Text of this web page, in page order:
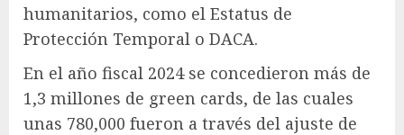
humanitarios, como el Estatus de
Protección Temporal o DACA.
En el año fiscal 2024 se concedieron más de
1,3 millones de green cards, de las cuales
unas 780,000 fueron a través del ajuste de